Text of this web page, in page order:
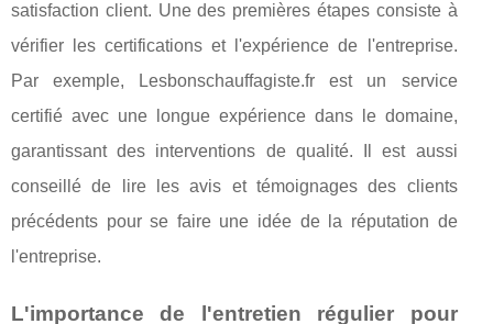
satisfaction client. Une des premières étapes consiste à
vérifier les certifications et l'expérience de l'entreprise.
Par exemple, Lesbonschauffagiste.fr est un service
certifié avec une longue expérience dans le domaine,
garantissant des interventions de qualité. Il est aussi
conseillé de lire les avis et témoignages des clients
précédents pour se faire une idée de la réputation de
l'entreprise.
L'importance de l'entretien régulier pour